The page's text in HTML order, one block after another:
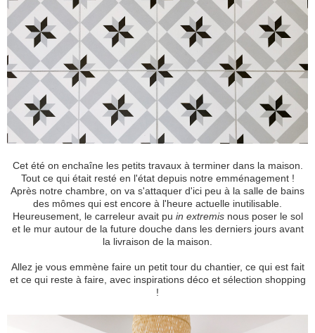
Cet été on enchaîne les petits travaux à terminer dans la maison.
Tout ce qui était resté en l'état depuis notre emménagement !
Après notre chambre, on va s'attaquer d'ici peu à la salle de bains
des mômes qui est encore à l'heure actuelle inutilisable.
Heureusement, le carreleur avait pu in extremisnous poser le sol
et le mur autour de la future douche dans les derniers jours avant
la livraison de la maison.
Allez je vous emmène faire un petit tour du chantier, ce qui est fait
et ce qui reste à faire, avec inspirations déco et sélection shopping
!